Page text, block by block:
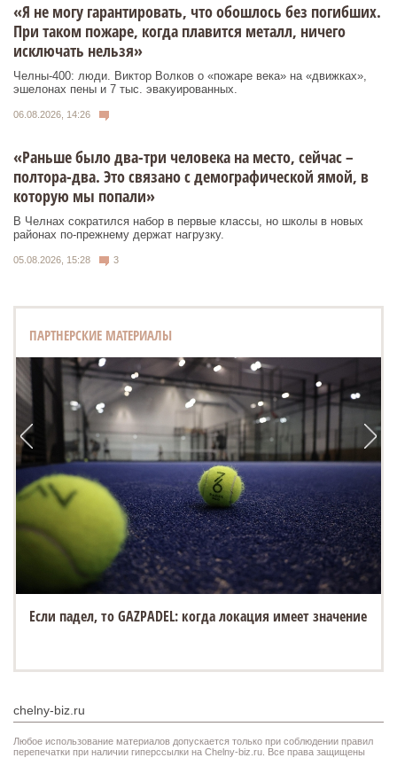
«Я не могу гарантировать, что обошлось без погибших.
При таком пожаре, когда плавится металл, ничего
исключать нельзя»
Челны-400: люди. Виктор Волков о «пожаре века» на «движках»,
эшелонах пены и 7 тыс. эвакуированных.
06.08.2026, 14:26
«Раньше было два-три человека на место, сейчас –
полтора-два. Это связано с демографической ямой, в
которую мы попали»
В Челнах сократился набор в первые классы, но школы в новых
районах по-прежнему держат нагрузку.
05.08.2026, 15:28 3
ПАРТНЕРСКИЕ МАТЕРИАЛЫ
Если падел, то GAZPADEL: когда локация имеет значение
chelny-biz.ru
Любое использование материалов допускается только при соблюдении правил
перепечатки при наличии гиперссылки на Chelny-biz.ru. Все права защищены